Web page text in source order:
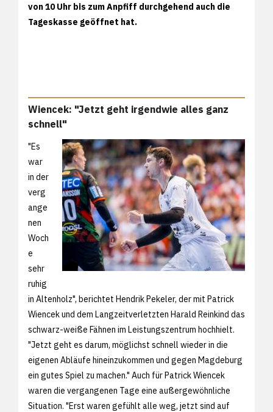
von 10 Uhr bis zum Anpfiff durchgehend auch die
Tageskasse geöffnet hat.
Wiencek: "Jetzt geht irgendwie alles ganz
schnell"
"Es
war
in der
verg
ange
nen
Woch
e
sehr
ruhig
in Altenholz", berichtet Hendrik Pekeler, der mit Patrick
Wiencek und dem Langzeitverletzten Harald Reinkind das
schwarz-weiße Fähnen im Leistungszentrum hochhielt.
"Jetzt geht es darum, möglichst schnell wieder in die
eigenen Abläufe hineinzukommen und gegen Magdeburg
ein gutes Spiel zu machen." Auch für Patrick Wiencek
waren die vergangenen Tage eine außergewöhnliche
Situation. "Erst waren gefühlt alle weg, jetzt sind auf